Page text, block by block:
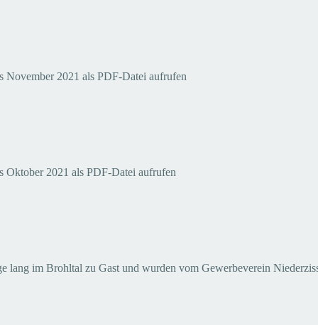
November 2021 als PDF-Datei aufrufen
Oktober 2021 als PDF-Datei aufrufen
lang im Brohltal zu Gast und wurden vom Gewerbeverein